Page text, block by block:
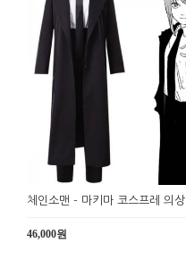
체인소맨 - 마키마 코스프레 의상
46,000원